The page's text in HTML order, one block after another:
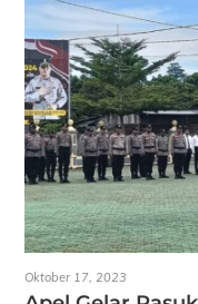
Oktober 17, 2023